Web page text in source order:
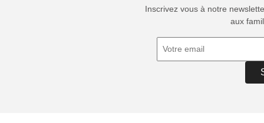
Inscrivez vous à notre
aux